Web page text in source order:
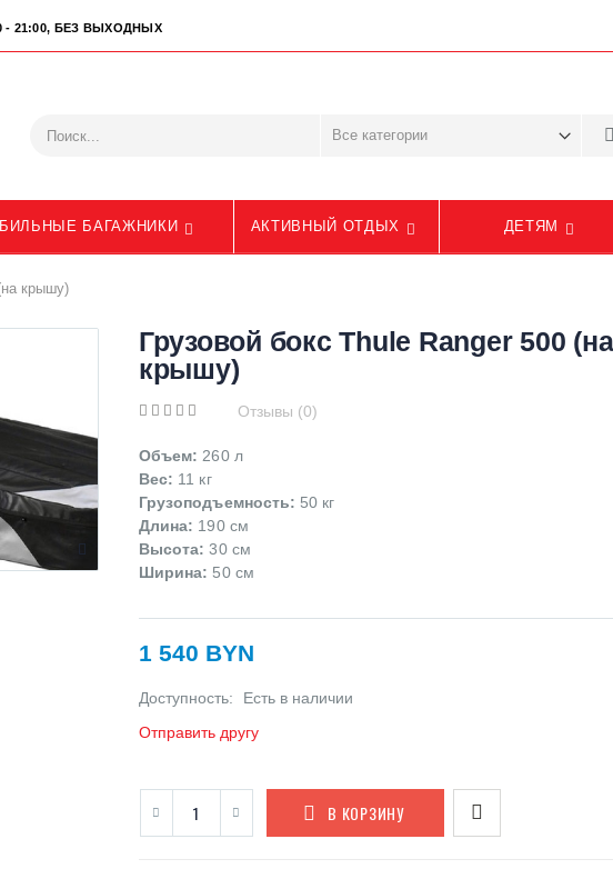
- 21:00, БЕЗ ВЫХОДНЫХ
БАГАЖНИКИ АКТИВНЫЙ ОТДЫХ ДЕТЯМ
крышу)
Грузовой бокс Thule Ranger 500 (на
крышу)
Отзывы (0)
Объем: 260 л
Вес: 11 кг
Грузоподъемность: 50 кг
Длина: 190 см
Высота: 30 см
Ширина: 50 см
1 540 BYN
Доступность:
Есть в наличии
Отправить другу
В КОРЗИНУ